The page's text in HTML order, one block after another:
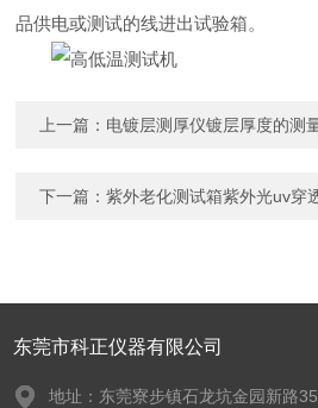
品供电或测试的线进出试验箱。
上一篇： 电镀层测厚仪镀层厚度的测
下一篇：紫外老化测试箱紫外光uv穿
东莞市科正仪器有限公司
地址：东莞寮步镇石龙坑金园新路